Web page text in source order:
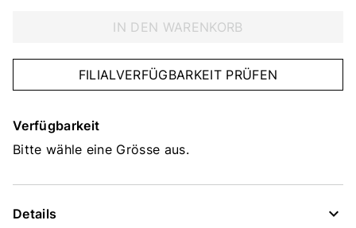
IN DEN WARENKORB
FILIALVERFÜGBARKEIT PRÜFEN
Verfügbarkeit
Bitte wähle eine Grösse aus.
Details